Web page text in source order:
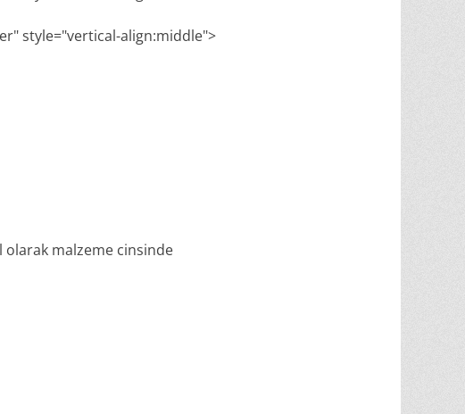
style="vertical-align:middle">
olarak malzeme cinsinde